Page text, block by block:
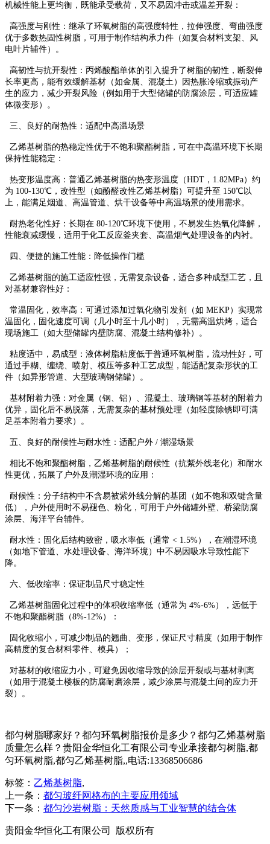
机械性能上更均衡，既能承受载荷，又不易因冲击或温差开裂：
高强度与刚性：继承了环氧树脂的高强度特性，拉伸强度、弯曲强度
优于多数热固性树脂，可用于制作结构承力件（如复合材料支架、风
电叶片辅件）。
高韧性与抗开裂性：丙烯酸酯单体的引入提升了树脂的韧性，断裂伸
长率更高，能有效缓解基材（如金属、混凝土）因热胀冷缩或振动产
生的应力，减少开裂风险（例如用于大型储罐的防腐涂层，可适应罐
体微变形）。
三、良好的耐热性：适配中高温场景
乙烯基树脂的热稳定性优于不饱和聚酯树脂，可在中高温环境下长期
保持性能稳定：
热变形温度高：普通乙烯基树脂的热变形温度（HDT，1.82MPa）约
为 100-130℃，改性型（如酚醛改性乙烯基树脂）可提升至 150℃以
上，能满足烟道、高温管道、烘干设备等中高温场景的使用需求。
耐热老化性好：长期在 80-120℃环境下使用，不易发生热氧化降解，
性能衰减缓慢，适用于化工反应釜夹套、高温烟气处理设备的内衬。
四、便捷的施工性能：降低操作门槛
乙烯基树脂的施工适应性强，无需复杂设备，适合多种成型工艺，且
对基材兼容性好：
常温固化，效率高：可通过添加过氧化物引发剂（如 MEKP）实现常
温固化，固化速度可调（几小时至十几小时），无需高温烘烤，适合
现场施工（如大型储罐内壁防腐、混凝土结构修补）。
粘度适中，易成型：液体树脂粘度低于普通环氧树脂，流动性好，可
通过手糊、缠绕、喷射、模压等多种工艺成型，能适配复杂形状的工
件（如异形管道、大型玻璃钢储罐）。
基材附着力强：对金属（钢、铝）、混凝土、玻璃钢等基材的附着力
优异，固化后不易脱落，无需复杂的基材预处理（如轻度除锈即可满
足基本附着力要求）。
五、良好的耐候性与耐水性：适配户外 / 潮湿场景
相比不饱和聚酯树脂，乙烯基树脂的耐候性（抗紫外线老化）和耐水
性更优，拓展了户外及潮湿环境的应用：
耐候性：分子结构中不含易被紫外线分解的基团（如不饱和双键含量
低），户外使用时不易褪色、粉化，可用于户外储罐外壁、桥梁防腐
涂层、海洋平台辅件。
耐水性：固化后结构致密，吸水率低（通常 < 1.5%），在潮湿环境
（如地下管道、水处理设备、海洋环境）中不易因吸水导致性能下
降。
六、低收缩率：保证制品尺寸稳定性
乙烯基树脂固化过程中的体积收缩率低（通常为 4%-6%），远低于
不饱和聚酯树脂（8%-12%）：
固化收缩小，可减少制品的翘曲、变形，保证尺寸精度（如用于制作
高精度的复合材料零件、模具）；
对基材的收缩应力小，可避免因收缩导致的涂层开裂或与基材剥离
（如用于混凝土楼板的防腐耐磨涂层，减少涂层与混凝土间的应力开
裂）。
都匀树脂哪家好？都匀环氧树脂报价是多少？都匀乙烯基树脂
质量怎么样？贵阳金华恒化工有限公司专业承接都匀树脂,都
匀环氧树脂,都匀乙烯基树脂,,电话:13368506686
标签： 乙烯基树脂,
上一条： 都匀玻纤网格布的主要应用领域
下一条： 都匀沙岩树脂：天然质感与工业智慧的结合体
贵阳金华恒化工有限公司 版权所有